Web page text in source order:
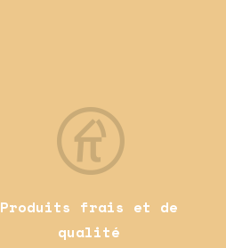
Produits frais et de
qualité